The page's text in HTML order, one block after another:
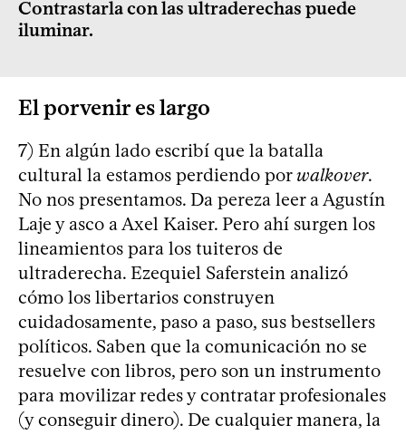
Contrastarla con las ultraderechas puede
iluminar.
El porvenir es largo
7) En algún lado escribí que la batalla
cultural la estamos perdiendo porwalkover.
No nos presentamos. Da pereza leer a Agustín
Laje y asco a Axel Kaiser. Pero ahí surgen los
lineamientos para los tuiteros de
ultraderecha. Ezequiel Saferstein analizó
cómo los libertarios construyen
cuidadosamente, paso a paso, sus bestsellers
políticos. Saben que la comunicación no se
resuelve con libros, pero son un instrumento
para movilizar redes y contratar profesionales
(y conseguir dinero). De cualquier manera, la